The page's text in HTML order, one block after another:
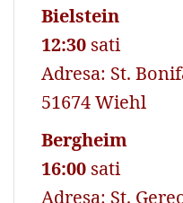
Bielstein
12:30 sati
Adresa: St.
51674 Wiehl
Bergheim
16:00 sati
Adresa: St.